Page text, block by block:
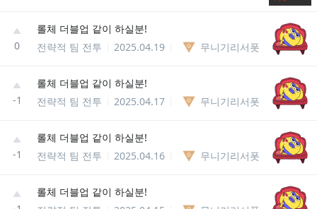
0
롤체 더블업 같이 하실분!
전략적 팀 전투
2025.04.19 무니기리서폿
-1
롤체 더블업 같이 하실분!
전략적 팀 전투
2025.04.17 무니기리서폿
-1
롤체 더블업 같이 하실분!
전략적 팀 전투
2025.04.16 무니기리서폿
롤체 더블업 같이 하실분!